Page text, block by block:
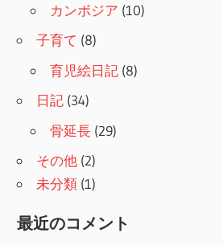
カンボジア (10)
子育て (8)
育児絵日記 (8)
日記 (34)
骨延長 (29)
その他 (2)
未分類 (1)
最近のコメント